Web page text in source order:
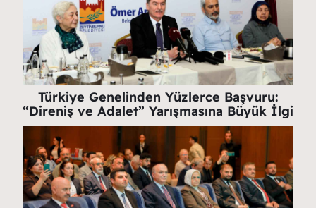
Türkiye Genelinden Yüzlerce Başvuru:
“Direniş ve Adalet” Yarışmasına Büyük İlgi